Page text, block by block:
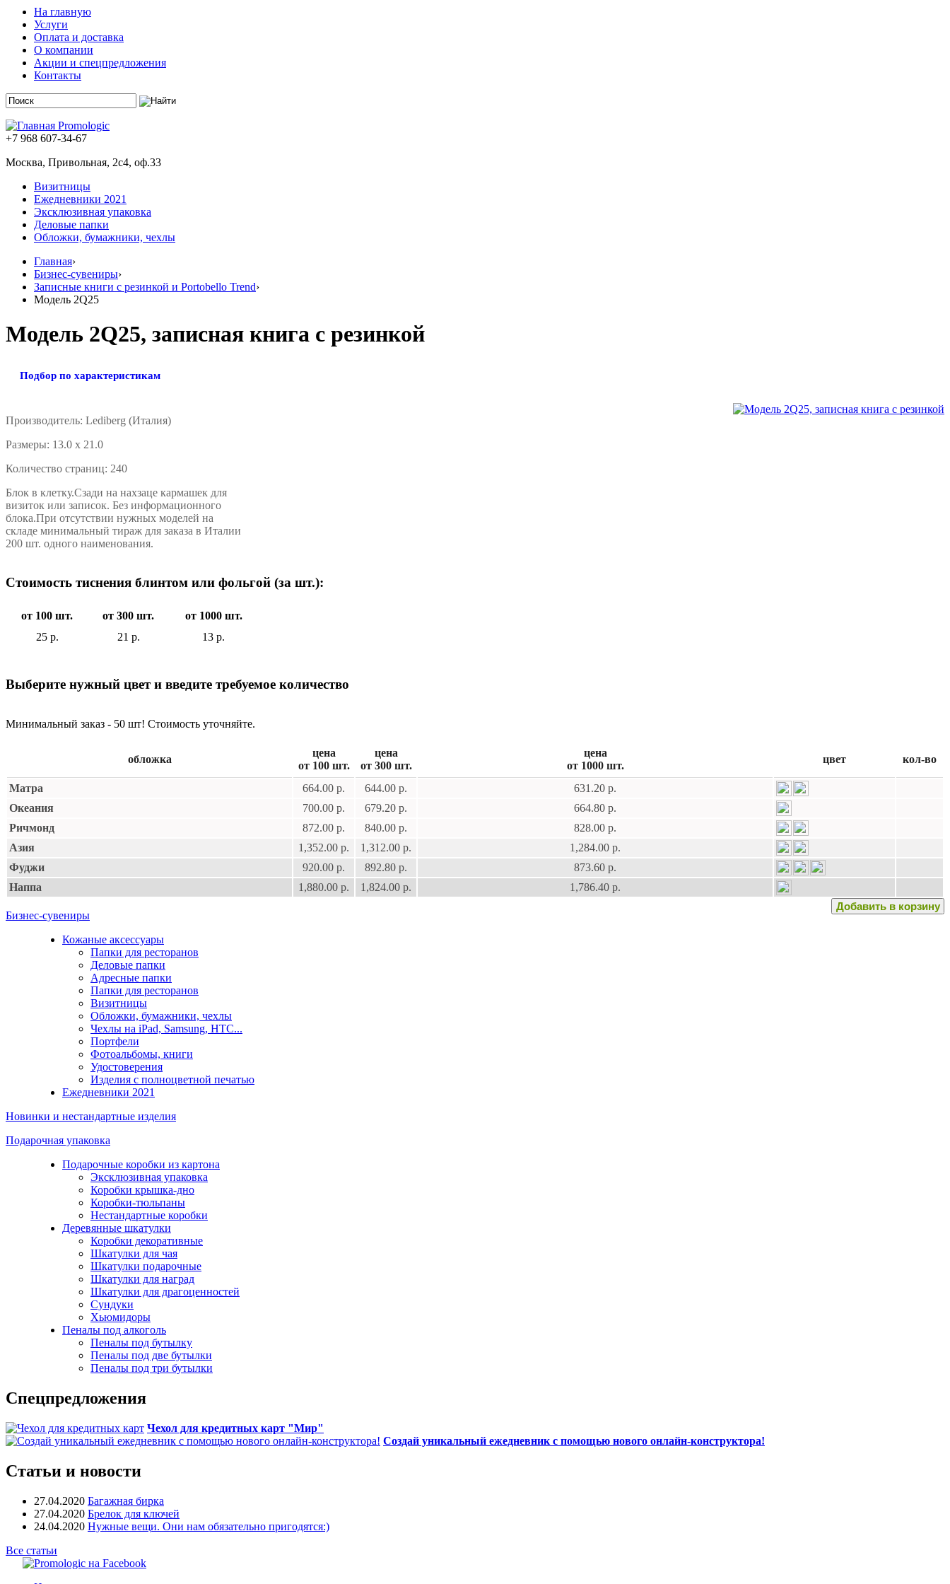
На главную
Услуги
Оплата и доставка
О компании
Акции и спецпредложения
Контакты
+7 968 607-34-67
Москва, Привольная, 2с4, оф.33
Визитницы
Ежедневники 2021
Эксклюзивная упаковка
Деловые папки
Обложки, бумажники, чехлы
Главная›
Бизнес-сувениры›
Записные книги с резинкой и Portobello Trend›
Модель 2Q25
Модель 2Q25, записная книга с резинкой
Подбор по характеристикам
Производитель: Lediberg (Италия)
Размеpы: 13.0 x 21.0
Количество стpаниц: 240
Блок в клетку.Сзади на нахзаце кармашек для
визиток или записок. Без информационного
блока.При отсутствии нужных моделей на
складе минимальный тираж для заказа в Италии
200 шт. одного наименования.
Стоимость тиснения блинтом или фольгой (за шт.):
от 100 шт. от 300 шт.
от 1000 шт.
25 р.
21 р. 13 р.
Выберите нужный цвет и введите требуемое количество
Минимальный заказ - 50 шт! Стоимость уточняйте.
обложка
цена
от 100 шт.
цена
от 300 шт.
цена
от 1000 шт.
цвет кол-во
Матра 664.00 р. 644.00 р.
631.20 р.
Океания
700.00 р. 679.20 р.
664.80 р.
Ричмонд
872.00 р. 840.00 р.
828.00 р.
Азия
1,352.00 р. 1,312.00 р.
1,284.00 р.
Фуджи
920.00 р. 892.80 р.
873.60 р.
Наппа
1,880.00 р. 1,824.00 р. 1,786.40 р.
Бизнес-сувениры
Кожаные аксессуары
Папки для ресторанов
Деловые папки
Адресные папки
Папки для ресторанов
Визитницы
Обложки, бумажники, чехлы
Чехлы на iPad, Samsung, HTC...
Портфели
Фотоальбомы, книги
Удостоверения
Изделия с полноцветной печатью
Ежедневники 2021
Новинки и нестандартные изделия
Подарочная упаковка
Подарочные коробки из картона
Эксклюзивная упаковка
Коробки крышка-дно
Коробки-тюльпаны
Нестандартные коробки
Деревянные шкатулки
Коробки декоративные
Шкатулки для чая
Шкатулки подарочные
Шкатулки для наград
Шкатулки для драгоценностей
Сундуки
Хьюмидоры
Пеналы под алкоголь
Пеналы под бутылку
Пеналы под две бутылки
Пеналы под три бутылки
Спецпредложения
Чехол для кредитных карт "Мир"
Создай уникальный ежедневник с помощью нового онлайн-конструктора!
Статьи и новости
27.04.2020 Багажная бирка
27.04.2020 Брелок для ключей
24.04.2020 Нужные вещи. Они нам обязательно пригодятся:)
Все статьи